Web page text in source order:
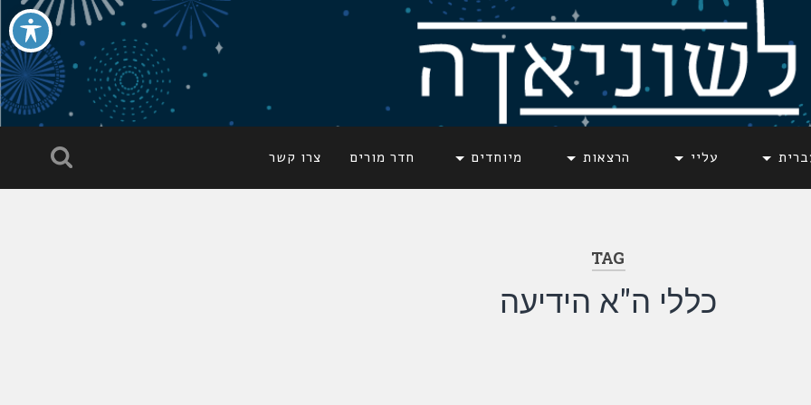
עליי הרצאות מיוחדים חדר מורים צרו קשר
TAG
כללי ה"א הידיעה